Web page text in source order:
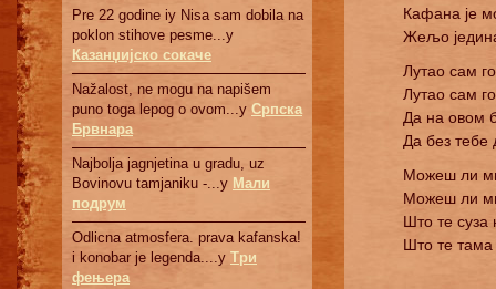
Pre 22 godine iy Nisa sam dobila na
poklon stihove pesme...у
Казанџијско сокаче
Nažalost, ne mogu na napišem
puno toga lepog o ovom...у Српскa
Брвнaрa
Najbolja jagnjetina u gradu, uz
Bovinovu tamjaniku -...у Мали
подрум
Odlicna atmosfera. prava kafanska!
i konobar je legenda....у Три
фењера
Кафана је
Жељо
Лутао сам
Лутао сам
Да на овом
Да без тебе
Можеш ли
Можеш ли
Што те суза
Што те